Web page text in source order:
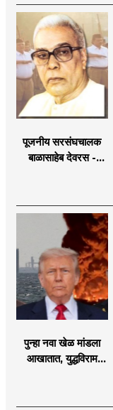
पूजनीय सरसंघचालक
बाळासाहेब देवरस -
पुन्हा नवा खेळ मांडला
आखातात, युद्धविराम